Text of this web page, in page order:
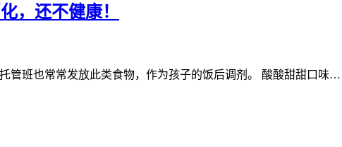
，还不健康！
管班也常常发放此类食物，作为孩子的饭后调剂。 酸酸甜甜口味…